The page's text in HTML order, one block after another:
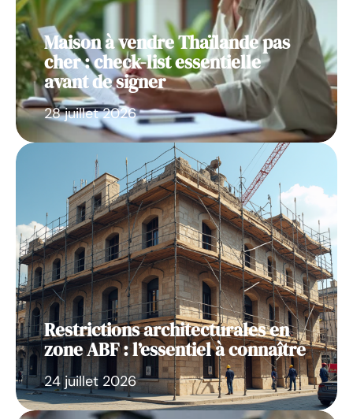
Maison à vendre Thaïlande pas
cher : check-list essentielle
avant de signer
28 juillet 2026
Restrictions architecturales en
zone ABF : l’essentiel à connaître
24 juillet 2026